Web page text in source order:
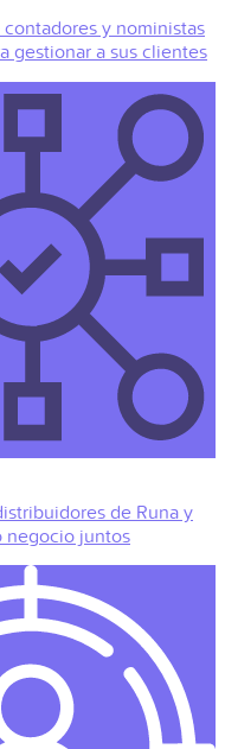
y noministas
gestionar a sus clientes
de Runa y
negocio juntos